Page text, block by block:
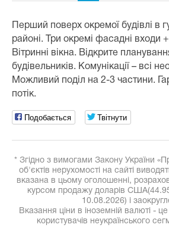
Перший поверх окремої будівлі в
районі. Три окремі фасадні входи
Вітринні вікна. Відкрите
будівельників. Комунікації – всі
Можливий поділ на 2-3 частини.
потік.
Подобається Твітнути
* Згідно з вимогами Закону України
об'єктів нерухомості на сайті
вказана в цьому оголошенні,
курсом продажу доларів
10.08.2026) і
Вказання ціни в іноземній валюті - це
користувачів неукраїнського